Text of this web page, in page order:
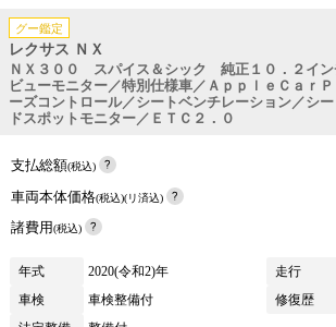
グー鑑定
レクサス ＮＸ
ＮＸ３００ スパイス＆シック 純正１０．２イン
ビューモニター／特別仕様車／ＡｐｐｌｅＣａｒ
ーズコントロール／シートベンチレーション／シ
ドスポットモニター／ＥＴＣ２．０
支払総額(税込)
車両本体価格(税込)(リ済込)
諸費用(税込)
年式 2020(令和2)年 走行
車検
車検整備付 修復歴